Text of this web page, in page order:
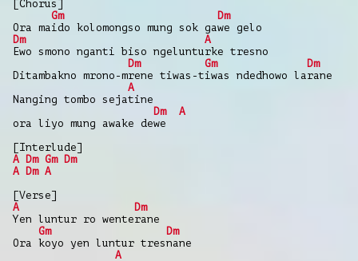
[Chorus]
Gm
Dm
Ora maido kolomongso mung sok gawe gelo
Dm
A
Ewo smono nganti biso ngelunturke tresno
Dm
Gm
Dm
Ditambakno mrono-mrene tiwas-tiwas ndedhowo larane
A
Nanging tombo sejatine
Dm
A
ora liyo mung awake dewe
[Interlude]
A Dm Gm Dm
A Dm A
[Verse]
A
Dm
Yen luntur ro wenterane
Gm
Dm
Ora koyo yen luntur tresnane
A